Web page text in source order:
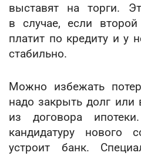
выставят на торги.
в случае, если
платит по кредиту и у
стабильно.
Можно избежать
надо закрыть долг
из договора
кандидатуру нового
устроит банк.